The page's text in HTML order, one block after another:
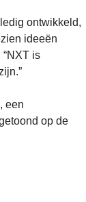
ontwikkeld,
ideeën
is
een
op de